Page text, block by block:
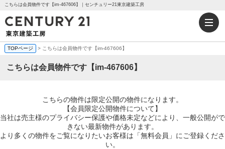
こちらは会員物件です【im-467606】｜センチュリー21東京建築工房
TOPページ > こちらは会員物件です【im-467606】
こちらは会員物件です【im-467606】
こちらの物件は限定公開の物件になります。
【会員限定公開物件について】
当社は売主様のプライバシー保護や価格未定などにより、一般公開がで
きない最新物件があります。
より多くの物件をご覧になりたいお客様は「無料会員」にご登録くださ
い。